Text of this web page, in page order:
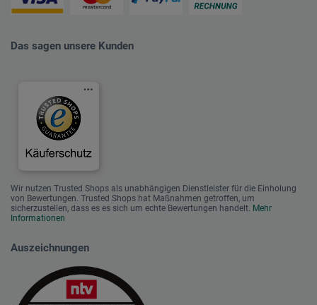
Das sagen unsere Kunden
Wir nutzen Trusted Shops als unabhängigen Dienstleister für die Einholung
von Bewertungen. Trusted Shops hat Maßnahmen getroffen, um
sicherzustellen, dass es es sich um echte Bewertungen handelt. Mehr
Informationen
Auszeichnungen